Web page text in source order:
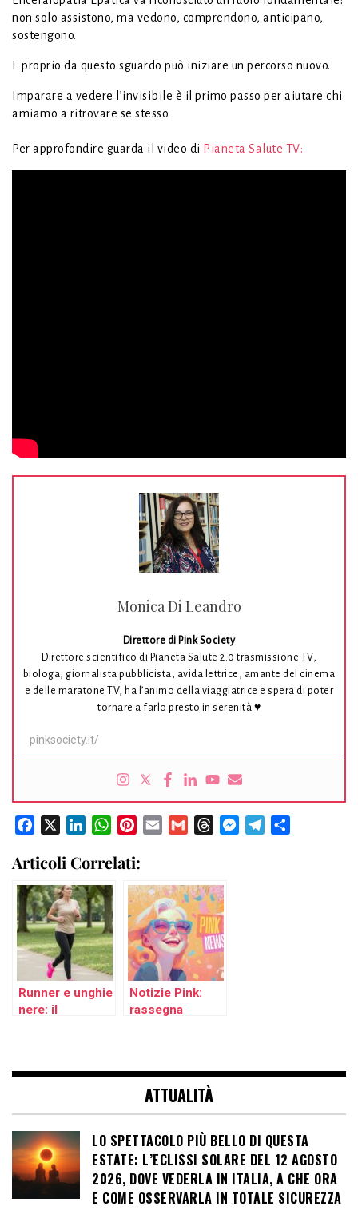
non solo assistono, ma vedono, comprendono, anticipano,
sostengono.
E proprio da questo sguardo può iniziare un percorso nuovo.
Imparare a vedere l’invisibile è il primo passo per aiutare chi
amiamo a ritrovare se stesso.
Per approfondire guarda il video di Pianeta Salute TV:
Monica Di Leandro
Direttore di Pink Society
Direttore scientifico di Pianeta Salute 2.0 trasmissione TV,
biologa, giornalista pubblicista, avida lettrice, amante del cinema
e delle maratone TV, ha l’animo della viaggiatrice e spera di poter
tornare a farlo presto in serenità ♥
pinksociety.it/
Facebook LinkedInWhatsAppPinterest
Email Gmail ThreadsMessenger
Telegram
Articoli Correlati:
Runner e unghie
nere: il
evitarlo
Notizie Pink:
rassegna
04/11/2025
ATTUALITÀ
LO SPETTACOLO PIÙ BELLO DI QUESTA
ESTATE: L’ECLISSI SOLARE DEL 12 AGOSTO
2026, DOVE VEDERLA IN ITALIA, A CHE ORA
E COME OSSERVARLA IN TOTALE SICUREZZA